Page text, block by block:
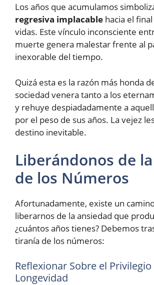
Los años que acumulamos
regresiva implacable hacia el
vidas. Este vínculo inconsciente
muerte genera malestar frente al
inexorable del tiempo.
Quizá esta es la razón más honda
sociedad venera tanto a los
y rehuye despiadadamente a
por el peso de sus años. La vejez
destino inevitable.
Liberándonos de
de los Números
Afortunadamente, existe un
liberarnos de la ansiedad que
¿cuántos años tienes? Debemos
tiranía de los números:
Reflexionar Sobre el Privilegio
Longevidad